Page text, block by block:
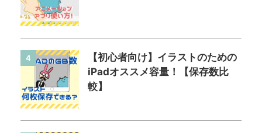
4
【初心者向け】イラストのための
iPadオススメ容量！【保存数比
較】